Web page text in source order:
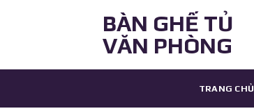
BÀN GHẾ TỦ
VĂN PHÒNG
TRANG CHỦ